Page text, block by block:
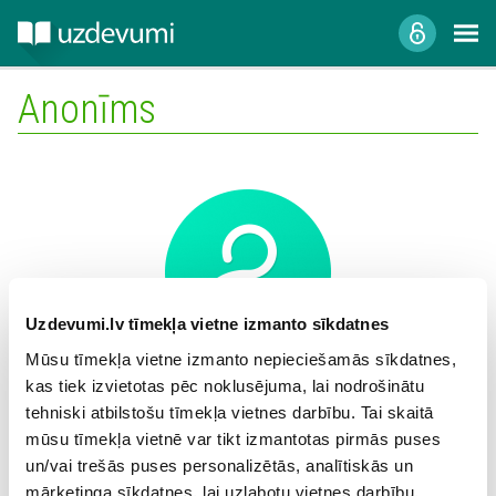
Uzdevumi.lv tīmekļa vietne izmanto sīkdatnes
Mūsu tīmekļa vietne izmanto nepieciešamās sīkdatnes,
kas tiek izvietotas pēc noklusējuma, lai nodrošinātu
tehniski atbilstošu tīmekļa vietnes darbību. Tai skaitā
mūsu tīmekļa vietnē var tikt izmantotas pirmās puses
un/vai trešās puses personalizētās, analītiskās un
mārketinga sīkdatnes, lai uzlabotu vietnes darbību,
Anonīms
Mācību iestāde: